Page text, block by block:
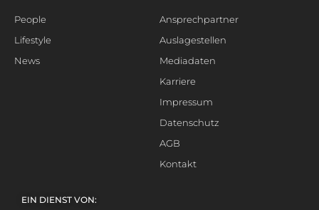
People
Lifestyle
News
Ansprechpartner
Auslagestellen
Mediadaten
Karriere
Impressum
Datenschutz
AGB
Kontakt
EIN DIENST VON: